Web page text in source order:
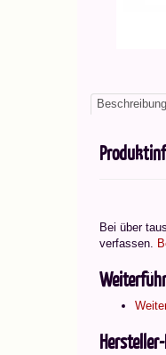
Beschreibung
Bei über
verfassen.